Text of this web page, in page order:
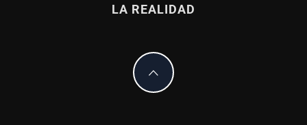
LA REALIDAD